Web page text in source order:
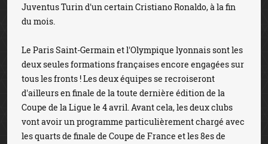
Juventus Turin d'un certain Cristiano Ronaldo, à la fin
du mois.
Le Paris Saint-Germain et l'Olympique lyonnais sont les
deux seules formations françaises encore engagées sur
tous les fronts ! Les deux équipes se recroiseront
d'ailleurs en finale de la toute dernière édition de la
Coupe de la Ligue le 4 avril. Avant cela, les deux clubs
vont avoir un programme particulièrement chargé avec
les quarts de finale de Coupe de France et les 8es de